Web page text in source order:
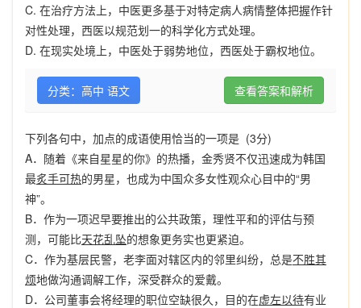
C. 在治疗方法上，中医更多基于对特定病人病情整体把握作针
对性处理，西医以规范划一的科学化方式处理。
D. 在现实处境上，中医处于弱势地位，西医处于霸权地位。
分类：高中 语文 查看答案和解析
下列各句中，加点的成语使用恰当的一项是 (3分)
A．随着《来自星星的你》的热播，金秀贤不仅迅速成为韩国
最炙手可热的男星，也成为中国众多女性观众心目中的“男
神”。
B．作为一项迟早要推出的公共政策，理性平和的评估与预
测，可能比天花乱坠的想象更务实也更紧迫。
C．作为基层民警，老李面对辖区内的邻里纠纷，总是不胜其
烦地做沟通调解工作，深受群众的爱戴。
D．公司董事会将经理的职位空缺很久，目的在虚左以待有业